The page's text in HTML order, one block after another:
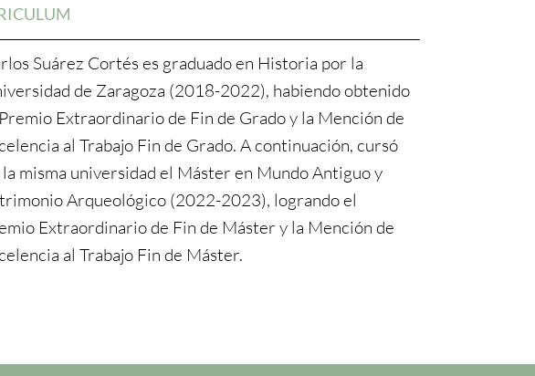
Suárez Cortés es graduado en Historia por la
de Zaragoza (2018-2022), habiendo obtenido
Extraordinario de Fin de Grado y la Mención de
al Trabajo Fin de Grado. A continuación, cursó
misma universidad el Máster en Mundo Antiguo y
Arqueológico (2022-2023), logrando el
Extraordinario de Fin de Máster y la Mención de
al Trabajo Fin de Máster.